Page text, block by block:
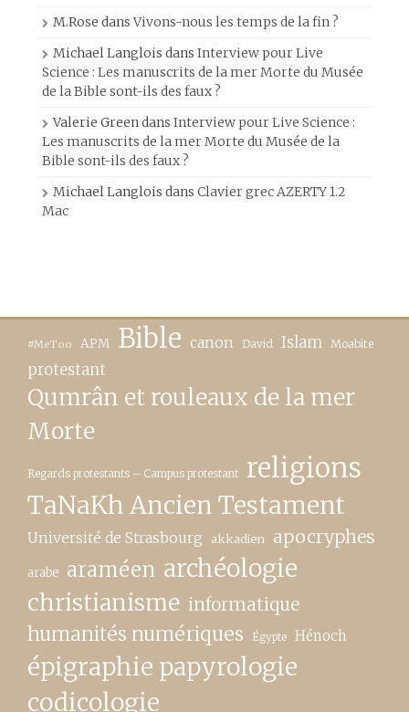
M.Rose dansVivons-nous les temps de la fin ?
Michael Langlois dans Interview pour Live
Science : Les manuscrits de la mer Morte du Musée
de la Bible sont-ils des faux ?
Valerie Greendans Interview pour Live Science :
Les manuscrits de la mer Morte du Musée de la
Bible sont-ils des faux ?
Michael Langlois dans Clavier grec AZERTY 1.2
Mac
#MeToo APM Bible canon David Islam Moabite
protestant
Qumrân et rouleaux de la mer
Morte
Regards protestants – Campus protestant religions
TaNaKh Ancien Testament
Université de Strasbourg akkadien apocryphes
arabe araméen archéologie
christianisme informatique
humanités numériques Égypte Hénoch
épigraphie papyrologie
codicologie